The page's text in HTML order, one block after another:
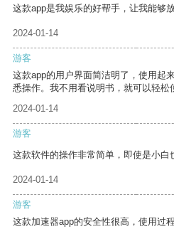
这款app是我娱乐的好帮手，让我能够
2024-01-14
游客
这款app的用户界面简洁明了，使用起
悉操作。我不用看说明书，就可以轻松
2024-01-14
游客
这款软件的操作非常简单，即使是小白
2024-01-14
游客
这款加速器app的安全性很高，使用过